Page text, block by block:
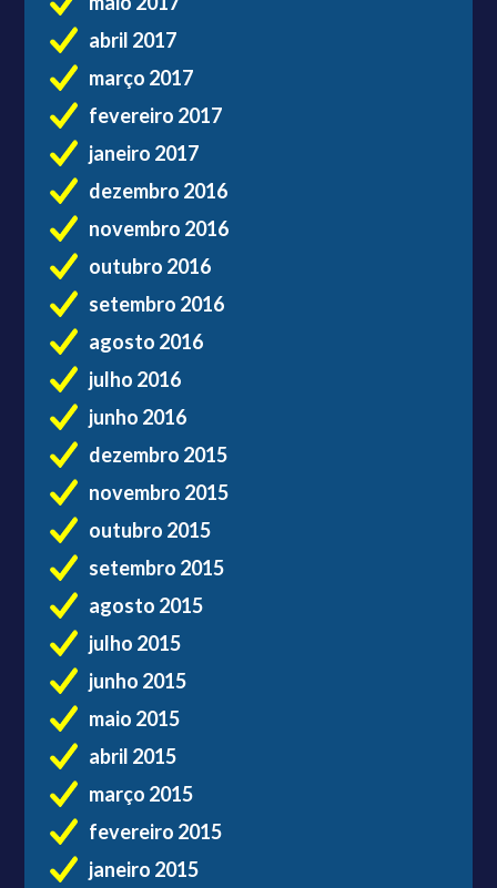
abril 2017
março 2017
fevereiro 2017
janeiro 2017
dezembro 2016
novembro 2016
outubro 2016
setembro 2016
agosto 2016
julho 2016
junho 2016
dezembro 2015
novembro 2015
outubro 2015
setembro 2015
agosto 2015
julho 2015
junho 2015
maio 2015
abril 2015
março 2015
fevereiro 2015
janeiro 2015